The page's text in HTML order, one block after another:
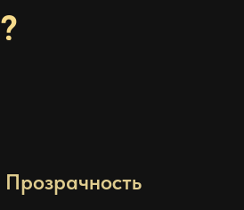
Прозрачность